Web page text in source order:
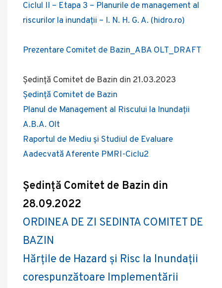
Ciclul II – Etapa 3 – Planurile de management al
riscurilor la inundații – I. N. H. G. A. (hidro.ro)
Prezentare Comitet de Bazin_ABA OLT_DRAFT
Ședință Comitet de Bazin din 21.03.2023
Ședință Comitet de Bazin
Planul de Management al Riscului la Inundații
A.B.A. Olt
Raportul de Mediu și Studiul de Evaluare
Aadecvată Aferente PMRI-Ciclu2
Ședință Comitet de Bazin din
28.09.2022
ORDINEA DE ZI SEDINTA COMITET DE
BAZIN
Hărțile de Hazard și Risc la Inundații
corespunzătoare Implementării